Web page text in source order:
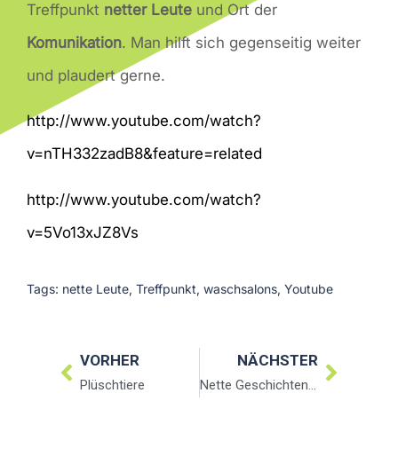
Treffpunkt netter Leute und Ort der
Komunikation. Man hilft sich gegenseitig weiter
und plaudert gerne.
http://www.youtube.com/watch?
v=nTH332zadB8&feature=related
http://www.youtube.com/watch?
v=5Vo13xJZ8Vs
Tags: nette Leute, Treffpunkt, waschsalons, Youtube
VORHER
Plüschtiere
NÄCHSTER
Nette Geschichten im Waschsalon